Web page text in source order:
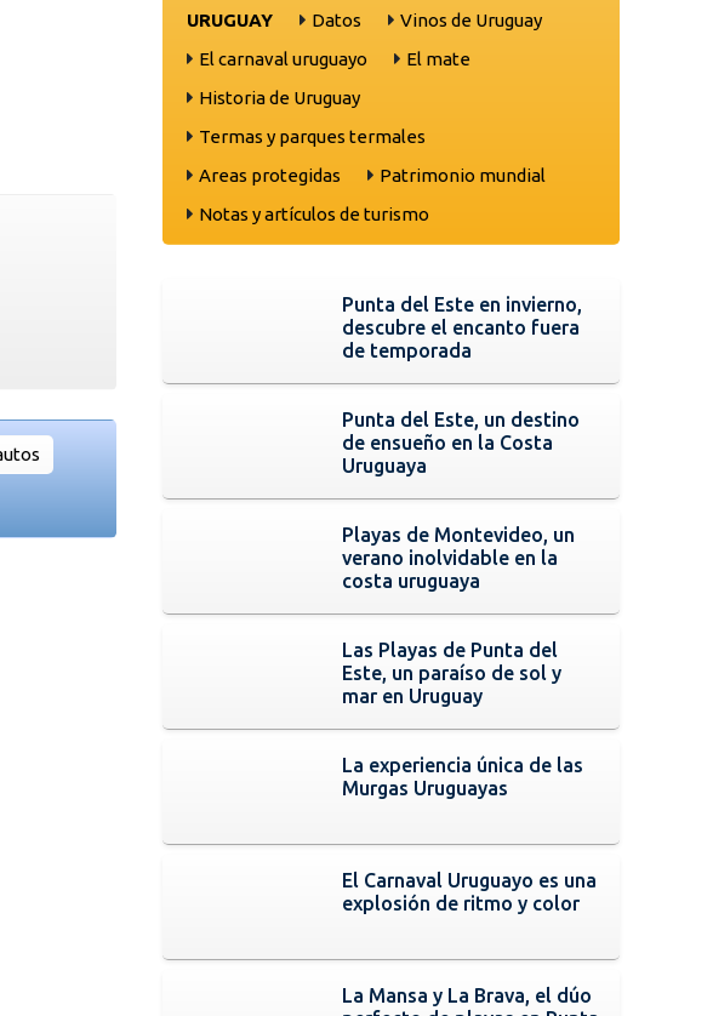
URUGUAY Datos
Vinos de Uruguay
El carnaval uruguayo
El mate
Historia de Uruguay
Termas y parques termales
Areas protegidas
Patrimonio mundial
Notas y artículos de turismo
Punta del Este en invierno,
descubre el encanto fuera
de temporada
Punta del Este, un destino
de ensueño en la Costa
Uruguaya
Playas de Montevideo, un
verano inolvidable en la
costa uruguaya
Las Playas de Punta del
Este, un paraíso de sol y
mar en Uruguay
La experiencia única de las
Murgas Uruguayas
El Carnaval Uruguayo es una
explosión de ritmo y color
La Mansa y La Brava, el dúo